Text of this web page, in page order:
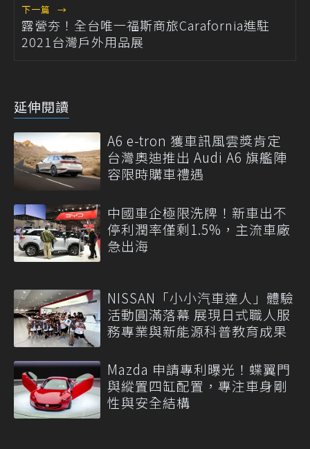
下一篇 →
露營夯！全台唯一福斯商旅Carafornia進駐
2021台灣戶外用品展
延伸閱讀
A6 e-tron 獲車訊風雲獎肯定
台灣奧迪推出 Audi A6 旗艦陣
容限時購車禮遇
中國車企極限洗牌！新車出不
停利潤率僅剩1.5%，主流車廠
急出海
NISSAN「小小汽車達人」體驗
活動圓滿落幕 展現日式職人服
務專業與新能源科普教育成果
Mazda 申請專利曝光！蝶翼門
與縱置四缸配置，專注車身剛
性與安全結構